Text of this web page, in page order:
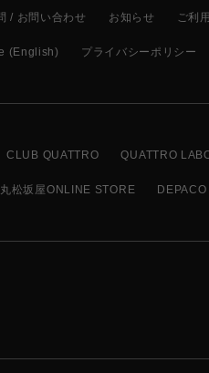
/ お問い合わせ お知らせ ご利
(English) プライバシーポリシー
CLUB QUATTRO QUATTRO
松坂屋ONLINE STORE DEPACO